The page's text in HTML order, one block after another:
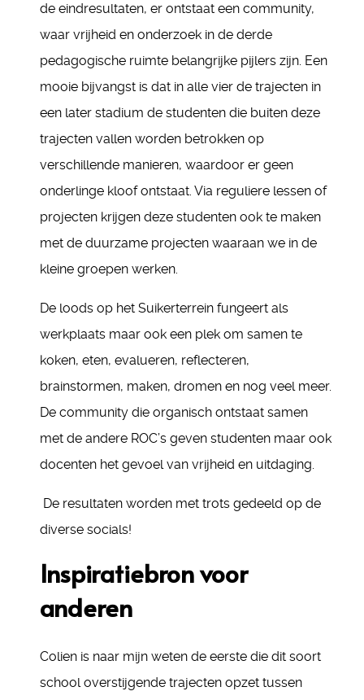
de eindresultaten, er ontstaat een community,
waar vrijheid en onderzoek in de derde
pedagogische ruimte belangrijke pijlers zijn. Een
mooie bijvangst is dat in alle vier de trajecten in
een later stadium de studenten die buiten deze
trajecten vallen worden betrokken op
verschillende manieren, waardoor er geen
onderlinge kloof ontstaat. Via reguliere lessen of
projecten krijgen deze studenten ook te maken
met de duurzame projecten waaraan we in de
kleine groepen werken.
De loods op het Suikerterrein fungeert als
werkplaats maar ook een plek om samen te
koken, eten, evalueren, reflecteren,
brainstormen, maken, dromen en nog veel meer.
De community die organisch ontstaat samen
met de andere ROC’s geven studenten maar ook
docenten het gevoel van vrijheid en uitdaging.
De resultaten worden met trots gedeeld op de
diverse socials!
Inspiratiebron voor
anderen
Colien is naar mijn weten de eerste die dit soort
school overstijgende trajecten opzet tussen